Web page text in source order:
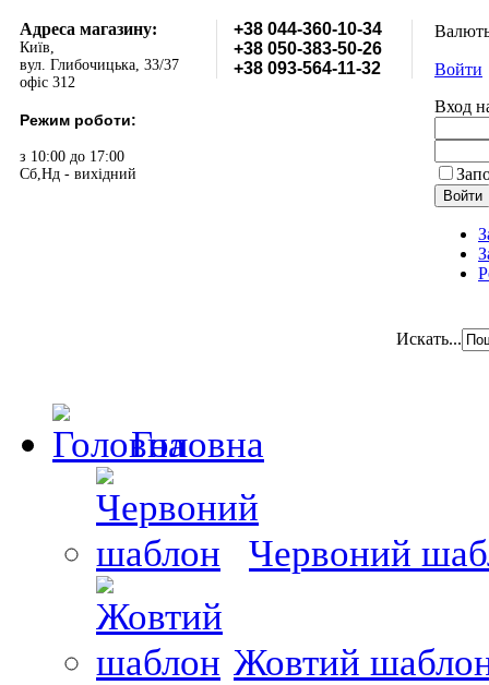
Адреса магазину:
Київ,
вул. Глибочицька, 33/37
офіс 312
Режим роботи:
з 10:00 до 17:00
Сб,Нд - вихідний
+38 044-360-10-34
+38 050-383-50-26
+38 093-564-11-32
Войти
Вход
Искать...
Головна
Червоний
Жовтий